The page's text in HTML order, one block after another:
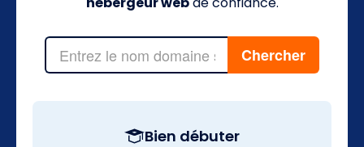
Bien débuter